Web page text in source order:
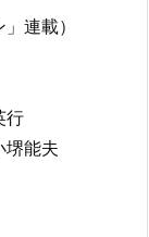
連載）
行
堺能夫